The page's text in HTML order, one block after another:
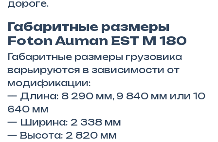
дороге.
Габаритные размеры
Foton Auman EST M 180
Габаритные размеры грузовика
варьируются в зависимости от
модификации:
— Длина: 8 290 мм, 9 840 мм или 10
640 мм
— Ширина: 2 338 мм
— Высота: 2 820 мм